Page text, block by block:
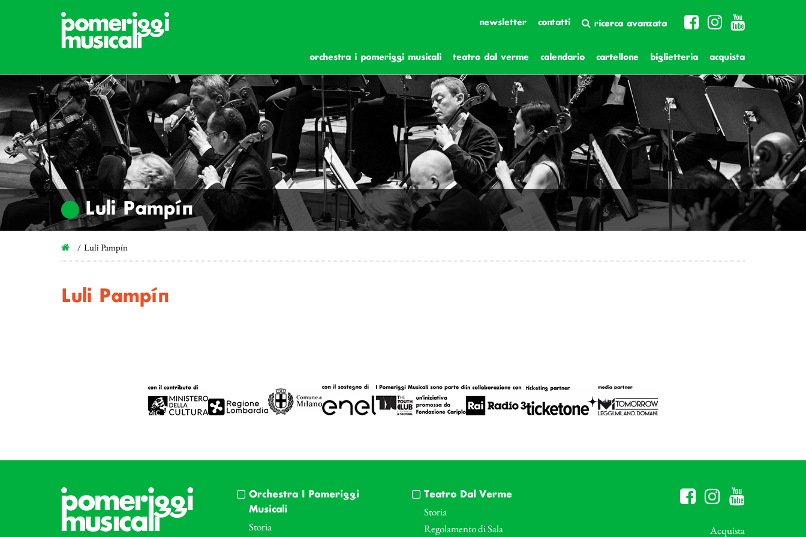
newsletter contatti ricerca avanzata
orchestra i pomeriggi musicali teatro dal verme calendario cartellone biglietteria acquista
Luli Pampín
Luli Pampín
Luli Pampín
Orchestra I Pomeriggi
Musicali
Storia
Teatro Dal Verme
Storia
Regolamento di Sala
Acquista